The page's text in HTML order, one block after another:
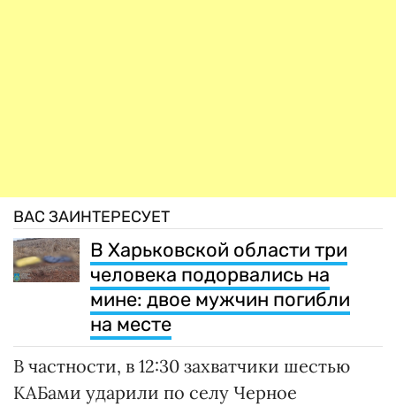
ВАС ЗАИНТЕРЕСУЕТ
В Харьковской области три
человека подорвались на
мине: двое мужчин погибли
на месте
В частности, в 12:30 захватчики шестью
КАБами ударили по селу Черное